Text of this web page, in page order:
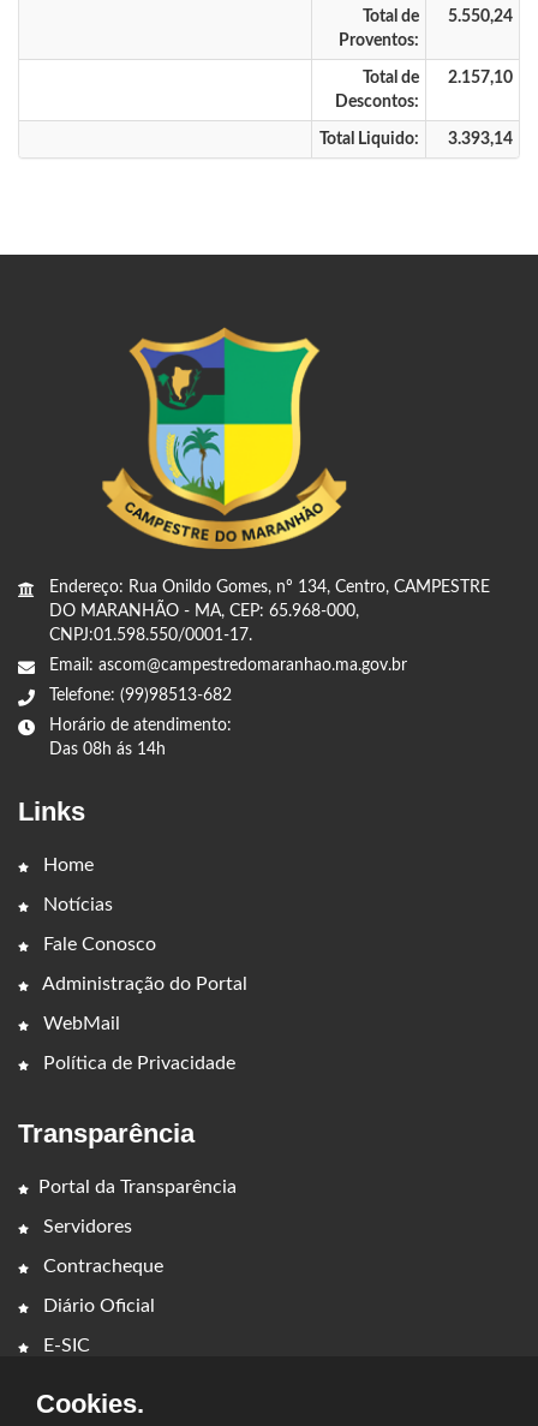
Total de
Proventos:
5.550,24
Total de
Descontos:
2.157,10
Total Liquido: 3.393,14
Endereço: Rua Onildo Gomes, nº 134, Centro, CAMPESTRE
DO MARANHÃO - MA, CEP: 65.968-000,
CNPJ:01.598.550/0001-17.
Email: ascom@campestredomaranhao.ma.gov.br
Telefone: (99)98513-682
Horário de atendimento:
Das 08h ás 14h
Links
Home
Notícias
Fale Conosco
Administração do Portal
WebMail
Política de Privacidade
Transparência
Portal da Transparência
Servidores
Contracheque
Diário Oficial
E-SIC
Cookies.